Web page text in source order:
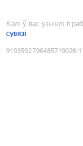
Калі ў вас узніклі
сувязі
9193592796485719026: